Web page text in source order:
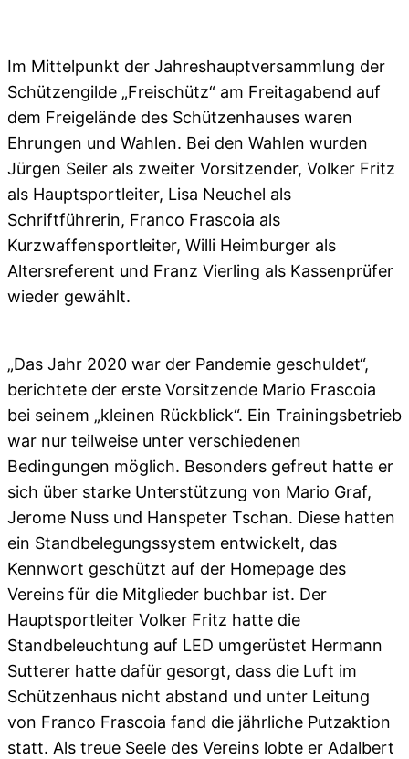
Im Mittelpunkt der Jahreshauptversammlung der
Schützengilde „Freischütz“ am Freitagabend auf
dem Freigelände des Schützenhauses waren
Ehrungen und Wahlen. Bei den Wahlen wurden
Jürgen Seiler als zweiter Vorsitzender, Volker Fritz
als Hauptsportleiter, Lisa Neuchel als
Schriftführerin, Franco Frascoia als
Kurzwaffensportleiter, Willi Heimburger als
Altersreferent und Franz Vierling als Kassenprüfer
wieder gewählt.
„Das Jahr 2020 war der Pandemie geschuldet“,
berichtete der erste Vorsitzende Mario Frascoia
bei seinem „kleinen Rückblick“. Ein Trainingsbetrieb
war nur teilweise unter verschiedenen
Bedingungen möglich. Besonders gefreut hatte er
sich über starke Unterstützung von Mario Graf,
Jerome Nuss und Hanspeter Tschan. Diese hatten
ein Standbelegungssystem entwickelt, das
Kennwort geschützt auf der Homepage des
Vereins für die Mitglieder buchbar ist. Der
Hauptsportleiter Volker Fritz hatte die
Standbeleuchtung auf LED umgerüstet Hermann
Sutterer hatte dafür gesorgt, dass die Luft im
Schützenhaus nicht abstand und unter Leitung
von Franco Frascoia fand die jährliche Putzaktion
statt. Als treue Seele des Vereins lobte er Adalbert